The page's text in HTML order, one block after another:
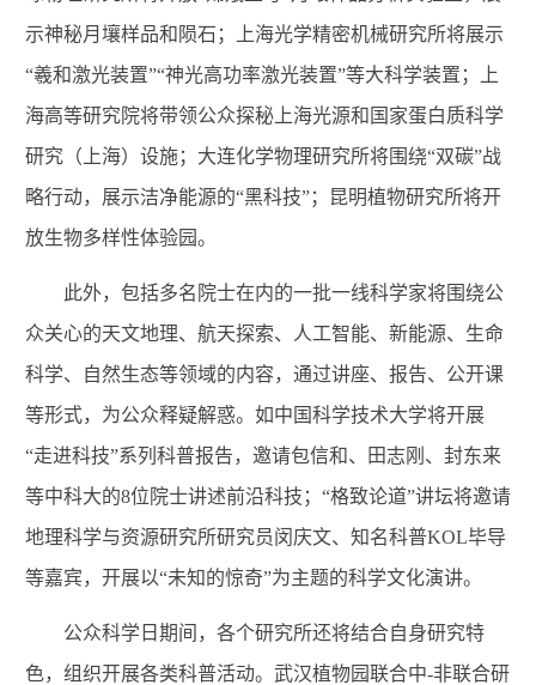
示神秘月壤样品和陨石；上海光学精密机械研究所将展示
“羲和激光装置”“神光高功率激光装置”等大科学装置；上
海高等研究院将带领公众探秘上海光源和国家蛋白质科学
研究（上海）设施；大连化学物理研究所将围绕“双碳”战
略行动，展示洁净能源的“黑科技”；昆明植物研究所将开
放生物多样性体验园。
此外，包括多名院士在内的一批一线科学家将围绕公
众关心的天文地理、航天探索、人工智能、新能源、生命
科学、自然生态等领域的内容，通过讲座、报告、公开课
等形式，为公众释疑解惑。如中国科学技术大学将开展
“走进科技”系列科普报告，邀请包信和、田志刚、封东来
等中科大的8位院士讲述前沿科技；“格致论道”讲坛将邀请
地理科学与资源研究所研究员闵庆文、知名科普KOL毕导
等嘉宾，开展以“未知的惊奇”为主题的科学文化演讲。
公众科学日期间，各个研究所还将结合自身研究特
色，组织开展各类科普活动。武汉植物园联合中-非联合研